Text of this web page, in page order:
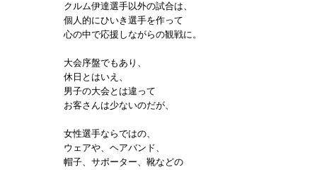
クルム伊達選手以外の試合は、
個人的にひいき選手を作って
心の中で応援しながらの観戦に。
大会序盤でもあり、
休日とはいえ、
男子の大会とは違って
お客さんは少ないのだが、
女性選手ならではの、
ウェアや、ヘアバンド、
帽子、サポーター、靴などの